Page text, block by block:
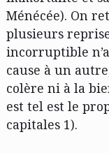
Ménécée). On
plusieurs
incorruptible n’a
cause à un
colère ni à la
est tel est le
capitales 1).